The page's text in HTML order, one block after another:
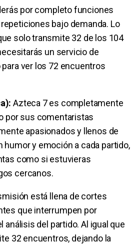
por completo funciones
bajo demanda. Lo
solo transmite 32 de los 104
un servicio de
ver los 72 encuentros
Azteca 7 es completamente
por sus comentaristas
apasionados y llenos de
humor y emoción a cada partido,
como si estuvieras
cercanos.
está llena de cortes
que interrumpen por
análisis del partido. Al igual que
32 encuentros, dejando la